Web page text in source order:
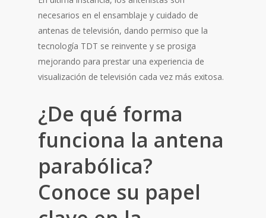
necesarios en el ensamblaje y cuidado de
antenas de televisión, dando permiso que la
tecnología TDT se reinvente y se prosiga
mejorando para prestar una experiencia de
visualización de televisión cada vez más exitosa.
¿De qué forma
funciona la antena
parabólica?
Conoce su papel